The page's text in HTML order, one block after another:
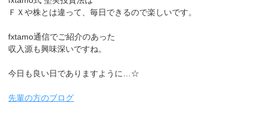
ＦＸや株とは違って、毎日できるので楽しいです。
fxtamo通信でご紹介のあった
収入源も興味深いですね。
今日も良い日でありますように…☆
先輩の方のブログ